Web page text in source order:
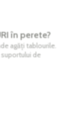
în perete?
agăți tablourile.
de